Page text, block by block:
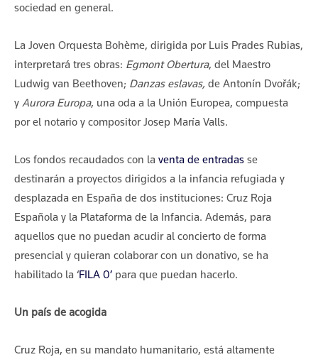
sociedad en general.
La Joven Orquesta Bohème, dirigida por Luis Prades Rubias,
interpretará tres obras: Egmont Obertura, del Maestro
Ludwig van Beethoven; Danzas eslavas, de Antonín Dvořák;
y Aurora Europa, una oda a la Unión Europea, compuesta
por el notario y compositor Josep María Valls.
Los fondos recaudados con la venta de entradas se
destinarán a proyectos dirigidos a la infancia refugiada y
desplazada en España de dos instituciones: Cruz Roja
Española y la Plataforma de la Infancia. Además, para
aquellos que no puedan acudir al concierto de forma
presencial y quieran colaborar con un donativo, se ha
habilitado la ‘FILA 0’ para que puedan hacerlo.
Un país de acogida
Cruz Roja, en su mandato humanitario, está altamente